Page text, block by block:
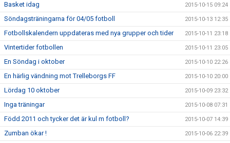
Basket idag 2015-10-15 09:24
Söndagsträningarna för 04/05 fotboll 2015-10-13 12:35
Fotbollskalendern uppdateras med nya grupper och tider 2015-10-11 23:18
Vintertider fotbollen 2015-10-11 23:05
En Söndag i oktober 2015-10-10 22:26
En härlig vändning mot Trelleborgs FF 2015-10-10 20:00
Lördag 10 oktober 2015-10-09 23:32
Inga träningar 2015-10-08 07:31
Född 2011 och tycker det är kul m fotboll? 2015-10-07 14:39
Zumban ökar ! 2015-10-06 22:39